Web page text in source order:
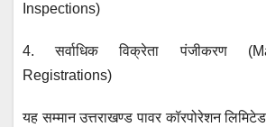
Inspections)
4. सर्वाधिक विक्रेता पंजीकरण
Registrations)
यह सम्मान उत्तराखण्ड पावर कॉरपोरेशन